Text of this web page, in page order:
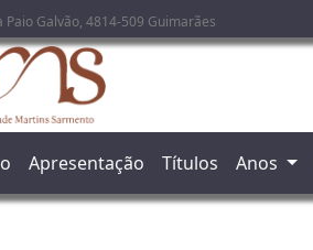
principal
Paio Galvão, 4814-509 Guimarães
Apresentação Títulos Anos